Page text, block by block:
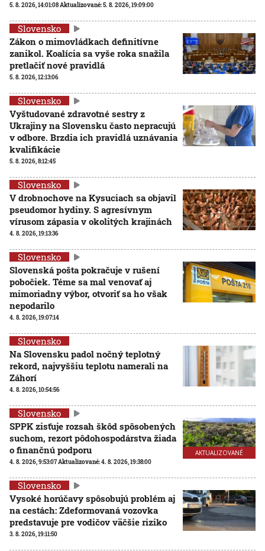
5. 8. 2026, 14:01:08Aktualizované:5. 8. 2026, 19:09:00
Slovensko
Zákon o mimovládkach definitívne
zanikol. Koalícia sa vyše roka snažila
pretlačiť nové pravidlá
5. 8. 2026, 12:13:06
Slovensko
Vyštudované zdravotné sestry z
Ukrajiny na Slovensku často nepracujú
v odbore. Brzdia ich pravidlá uznávania
kvalifikácie
5. 8. 2026, 8:12:45
Slovensko
V drobnochove na Kysuciach sa objavil
pseudomor hydiny. S agresívnym
vírusom zápasia v okolitých krajinách
4. 8. 2026, 19:13:36
Slovensko
Slovenská pošta pokračuje v rušení
pobočiek. Téme sa mal venovať aj
mimoriadny výbor, otvoriť sa ho však
nepodarilo
4. 8. 2026, 19:07:14
Slovensko
Na Slovensku padol nočný teplotný
rekord, najvyššiu teplotu namerali na
Záhorí
4. 8. 2026, 10:54:56
AKTUALIZOVANÉ
Slovensko
SPPK zisťuje rozsah škôd spôsobených
suchom, rezort pôdohospodárstva žiada
o finančnú podporu
4. 8. 2026, 9:53:07Aktualizované:4. 8. 2026, 19:38:00
Slovensko
Vysoké horúčavy spôsobujú problém aj
na cestách: Zdeformovaná vozovka
predstavuje pre vodičov väčšie riziko
3. 8. 2026, 19:11:50